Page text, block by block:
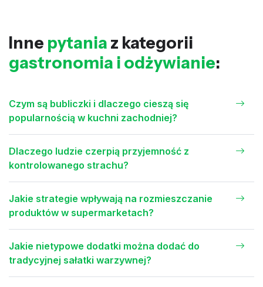
Inne pytania z kategorii
gastronomia i odżywianie:
Czym są bubliczki i dlaczego cieszą się
popularnością w kuchni zachodniej?
Dlaczego ludzie czerpią przyjemność z
kontrolowanego strachu?
Jakie strategie wpływają na rozmieszczanie
produktów w supermarketach?
Jakie nietypowe dodatki można dodać do
tradycyjnej sałatki warzywnej?